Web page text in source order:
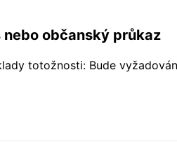
nebo občanský průkaz
totožnosti: Bude